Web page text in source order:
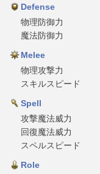
Defense
物理防御力
魔法防御力
Melee
物理攻撃力
スキルスピード
Spell
攻撃魔法威力
回復魔法威力
スペルスピード
Role